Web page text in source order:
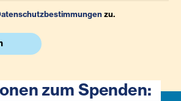
zu.
zum Spenden: